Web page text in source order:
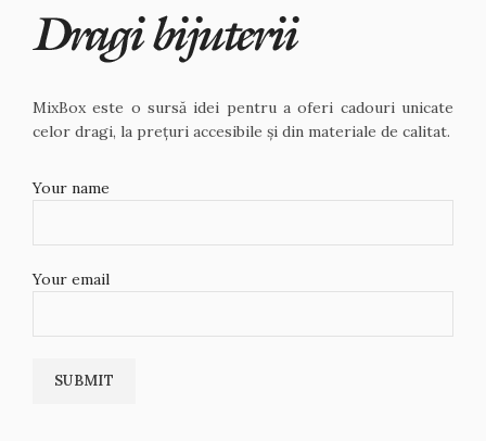
MixBox este o sursă idei pentru a oferi cadouri unicate
celor dragi, la prețuri accesibile și din materiale de calitat.
Your name
Your email